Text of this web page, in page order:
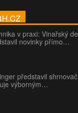
v praxi: Vinařský
novinky přímo…
představil
výborným…